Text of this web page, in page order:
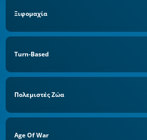
Ξιφομαχία
Turn-Based
Πολεμιστές Ζώα
Age Of War